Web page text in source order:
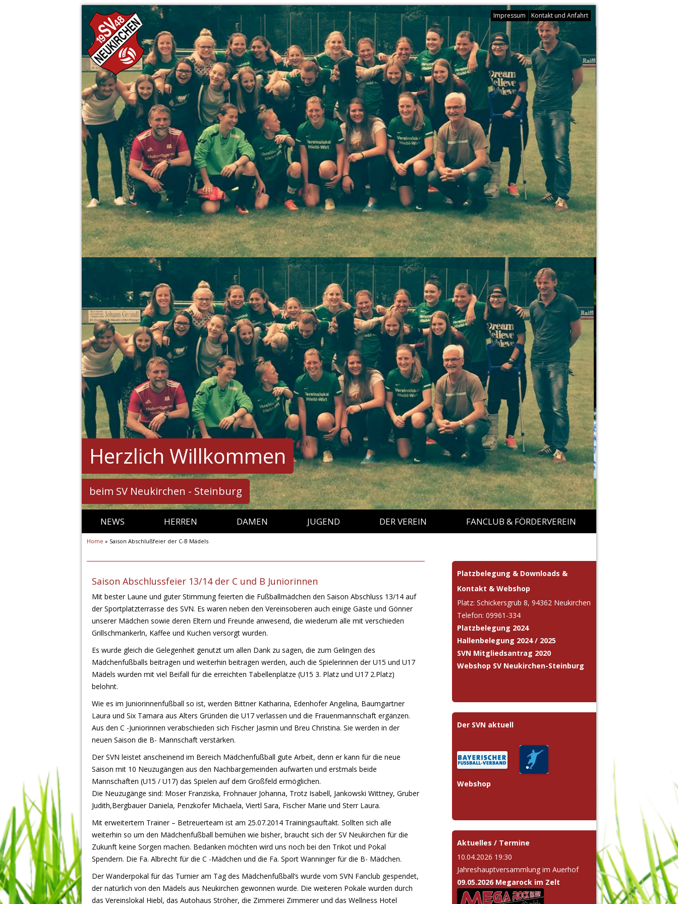
Herzlich Willkommen
beim SV Neukirchen - Steinburg
Kontakt und Anfahrt
Impressum
Springe
zum
Inhalt
NEWS HERREN
1. MANNSCHAFT
2. MANNSCHAFT
AH („ALTE HERREN“)
DAMEN
AKTIV)
C-MÄDELS (NICHT MEHR
JUGEND
A-JUGEND
C-JUGEND
D-JUGEND
G-JUGEND
DER VEREIN
STECKBRIEF
GRÜNDUNGSFEST 75 JAHRE
ECHO
ECHO AB 2021
FANCLUB & FÖRDERVEREIN
FANCLUB VERANSTALTUNGEN
TICKETSHOP MEGAROCK
FÖRDERVEREIN „11 FREUNDE“
Home » Saison Abschlußfeier der C-B Mädels
Saison Abschlussfeier 13/14 der C und B Juniorinnen
Mit bester Laune und guter Stimmung feierten die Fußballmädchen den Saison Abschluss 13/14 auf
der Sportplatzterrasse des SVN. Es waren neben den Vereinsoberen auch einige Gäste und Gönner
unserer Mädchen sowie deren Eltern und Freunde anwesend, die wiederum alle mit verschieden
Grillschmankerln, Kaffee und Kuchen versorgt wurden.
Es wurde gleich die Gelegenheit genutzt um allen Dank zu sagen, die zum Gelingen des
Mädchenfußballs beitragen und weiterhin beitragen werden, auch die Spielerinnen der U15 und U17
Mädels wurden mit viel Beifall für die erreichten Tabellenplätze (U15 3. Platz und U17 2.Platz)
belohnt.
Wie es im Juniorinnenfußball so ist, werden Bittner Katharina, Edenhofer Angelina, Baumgartner
Laura und Six Tamara aus Alters Gründen die U17 verlassen und die Frauenmannschaft ergänzen.
Aus den C -Juniorinnen verabschieden sich Fischer Jasmin und Breu Christina. Sie werden in der
neuen Saison die B- Mannschaft verstärken.
Der SVN leistet anscheinend im Bereich Mädchenfußball gute Arbeit, denn er kann für die neue
Saison mit 10 Neuzugängen aus den Nachbargemeinden aufwarten und erstmals beide
Mannschaften (U15 / U17) das Spielen auf dem Großfeld ermöglichen.
Die Neuzugänge sind: Moser Franziska, Frohnauer Johanna, Trotz Isabell, Jankowski Wittney, Gruber
Judith,Bergbauer Daniela, Penzkofer Michaela, Viertl Sara, Fischer Marie und Sterr Laura.
Mit erweitertem Trainer – Betreuerteam ist am 25.07.2014 Trainingsauftakt. Sollten sich alle
weiterhin so um den Mädchenfußball bemühen wie bisher, braucht sich der SV Neukirchen für die
Zukunft keine Sorgen machen. Bedanken möchten wird uns noch bei den Trikot und Pokal
Spendern. Die Fa. Albrecht für die C -Mädchen und die Fa. Sport Wanninger für die B- Mädchen.
Der Wanderpokal für das Turnier am Tag des Mädchenfußball’s wurde vom SVN Fanclub gespendet,
der natürlich von den Mädels aus Neukirchen gewonnen wurde. Die weiteren Pokale wurden durch
das Vereinslokal Hiebl, das Autohaus Ströher, die Zimmerei Zimmerer und das Wellness Hotel
Platzbelegung & Downloads &
Kontakt & Webshop
Platz: Schickersgrub 8, 94362 Neukirchen
Telefon: 09961-334
Platzbelegung 2024
Hallenbelegung 2024 / 2025
SVN Mitgliedsantrag 2020
Webshop SV Neukirchen-Steinburg
Der SVN aktuell
Webshop
Aktuelles / Termine
10.04.2026 19:30
Jahreshauptversammlung im Auerhof
09.05.2026 Megarock im Zelt